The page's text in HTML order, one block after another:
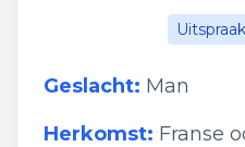
Uitspraak
Geslacht: Man
Herkomst: Franse